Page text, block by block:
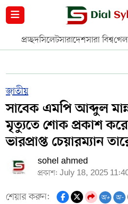
প্রচ্ছদসিলেটসারাদেশসারা বিশ্ব
জাতীয়
সাবেক এমপি আব্দুল
মৃত্যুতে শোক প্রকাশ
ভারপ্রাপ্ত চেয়ারম্যান
sohel ahmed
প্রকাশ: July 18, 2025
শেয়ার করুন: অ+ অ-
নগর পরিকল্পনা
সুনামগঞ্জ
হবিগঞ্জ
মৌলভীবাজার
জাতীয়
আন্তর্জাতিক
মুক্তমত
YOUTUBE
FACEBOOK
TERMS & CONDITIONS
EDITOR & PUBLISHER :